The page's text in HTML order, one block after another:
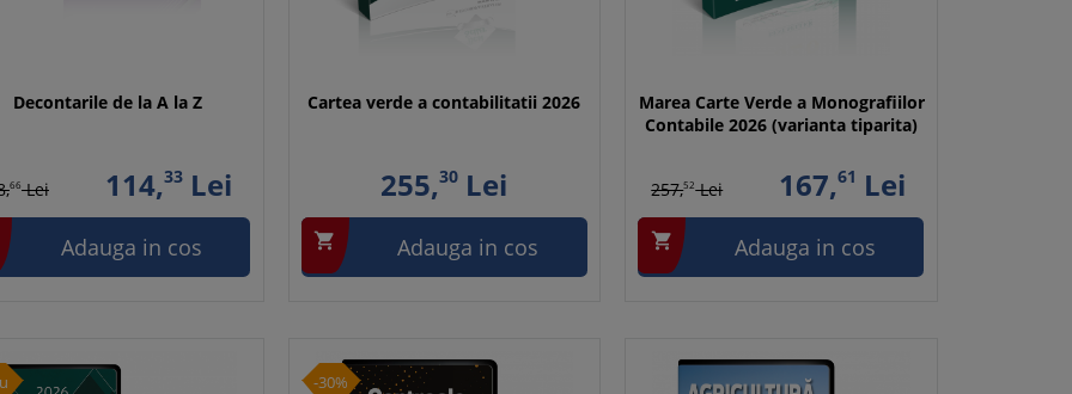
Decontarile de la A la Z
66Lei 114,33Lei
Adauga in cos
Cartea verde a contabilitatii 2026
255,30 Lei
 Adauga in cos
Marea Carte Verde a Monografiilor
Contabile 2026 (varianta tiparita)
257,52Lei 167,61 Lei
 Adauga in cos
-30%